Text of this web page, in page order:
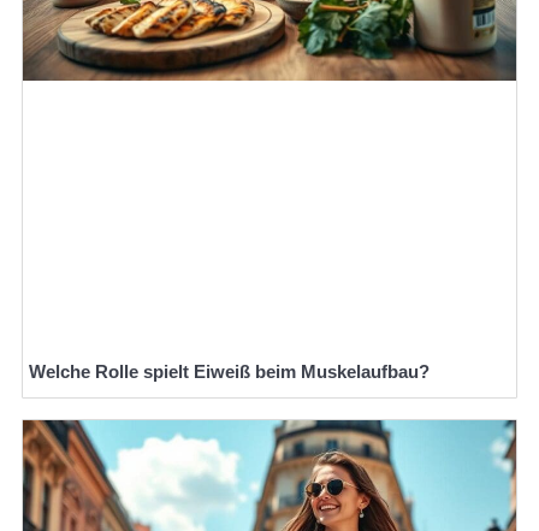
Welche Rolle spielt Eiweiß beim Muskelaufbau?